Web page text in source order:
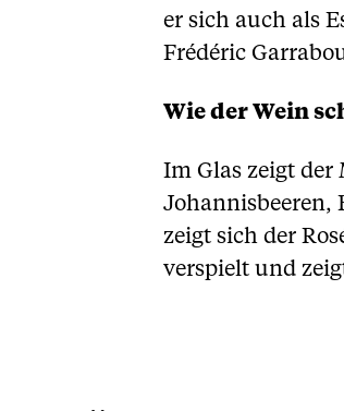
er sich auch als
Frédéric
Wie der Wein
Im Glas zeigt der
Johannisbeeren,
zeigt sich der
verspielt und